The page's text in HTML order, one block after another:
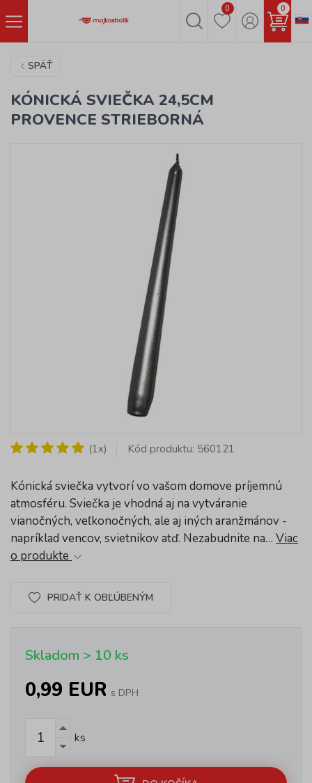
0 0
SPÄŤ
KÓNICKÁ SVIEČKA 24,5CM
PROVENCE STRIEBORNÁ
(1x) Kód produktu: 560121
Kónická sviečka vytvorí vo vašom domove príjemnú
atmosféru. Sviečka je vhodná aj na vytváranie
vianočných, veľkonočných, ale aj iných aranžmánov -
napríklad vencov, svietnikov atď. Nezabudnite na… Viac
o produkte
PRIDAŤ K OBĽÚBENÝM
Skladom > 10 ks
0,99 EUR s DPH
ks